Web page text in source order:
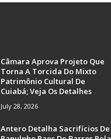
Câmara Aprova Projeto Que
Torna A Torcida Do Mixto
Patrimônio Cultural De
Cuiabá; Veja Os Detalhes
July 28, 2026
Antero Detalha Sacrifícios De